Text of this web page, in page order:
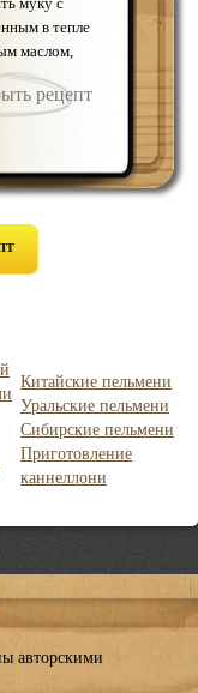
Растительное
ст. ложки Сур
– 50 г Кинза
рецепт
в тепле
маслом,
яйца, творог и
рецепт
по
вку …
Китайские пельмени
Уральские пельмени
Сибирские пельмени
Приготовление
каннеллони
авторскими